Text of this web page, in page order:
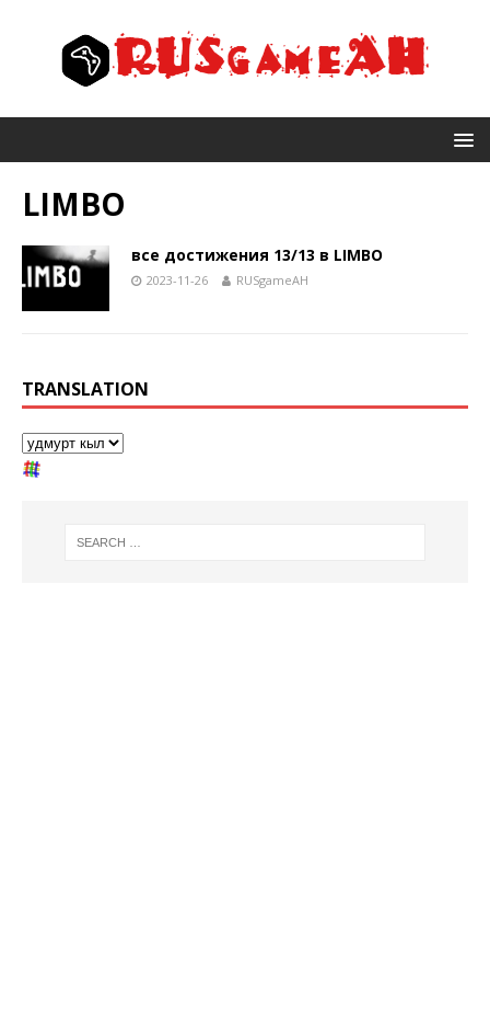
LIMBO
все достижения 13/13 в LIMBO
2023-11-26 RUSgameAH
TRANSLATION